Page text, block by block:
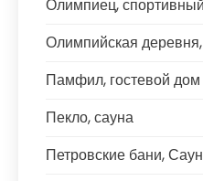
Олимпиец,
Олимпийская
Памфил, гостевой дом
Пекло, сауна
Петровские бани,